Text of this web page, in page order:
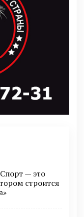
— это
строится